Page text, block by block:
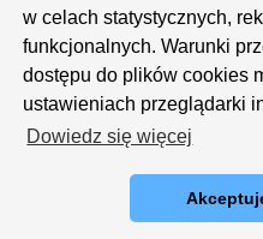
w celach statystycznych,
funkcjonalnych. Warunki
dostępu do plików cookies
ustawieniach przeglądarki
Dowiedz się więcej